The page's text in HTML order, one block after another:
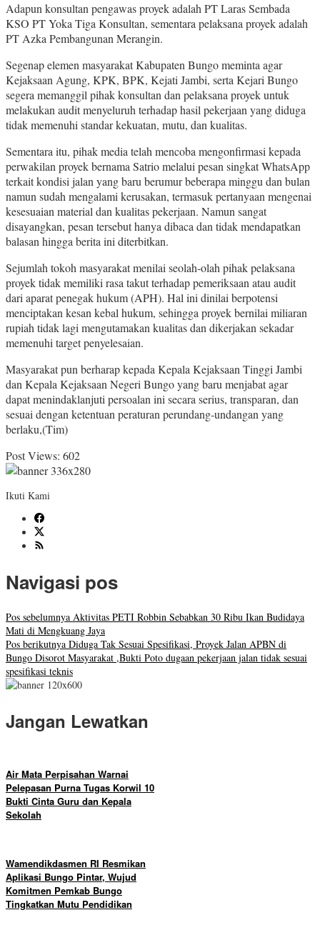
Adapun konsultan pengawas proyek adalah PT Laras Sembada
KSO PT Yoka Tiga Konsultan, sementara pelaksana proyek adalah
PT Azka Pembangunan Merangin.
Segenap elemen masyarakat Kabupaten Bungo meminta agar
Kejaksaan Agung, KPK, BPK, Kejati Jambi, serta Kejari Bungo
segera memanggil pihak konsultan dan pelaksana proyek untuk
melakukan audit menyeluruh terhadap hasil pekerjaan yang diduga
tidak memenuhi standar kekuatan, mutu, dan kualitas.
Sementara itu, pihak media telah mencoba mengonfirmasi kepada
perwakilan proyek bernama Satrio melalui pesan singkat WhatsApp
terkait kondisi jalan yang baru berumur beberapa minggu dan bulan
namun sudah mengalami kerusakan, termasuk pertanyaan mengenai
kesesuaian material dan kualitas pekerjaan. Namun sangat
disayangkan, pesan tersebut hanya dibaca dan tidak mendapatkan
balasan hingga berita ini diterbitkan.
Sejumlah tokoh masyarakat menilai seolah-olah pihak pelaksana
proyek tidak memiliki rasa takut terhadap pemeriksaan atau audit
dari aparat penegak hukum (APH). Hal ini dinilai berpotensi
menciptakan kesan kebal hukum, sehingga proyek bernilai miliaran
rupiah tidak lagi mengutamakan kualitas dan dikerjakan sekadar
memenuhi target penyelesaian.
Masyarakat pun berharap kepada Kepala Kejaksaan Tinggi Jambi
dan Kepala Kejaksaan Negeri Bungo yang baru menjabat agar
dapat menindaklanjuti persoalan ini secara serius, transparan, dan
sesuai dengan ketentuan peraturan perundang-undangan yang
berlaku,(Tim)
Post Views: 602
Ikuti Kami
Navigasi pos
Pos sebelumnya Aktivitas PETI Robbin Sebabkan 30 Ribu Ikan Budidaya
Mati di Mengkuang Jaya
Pos berikutnya Diduga Tak Sesuai Spesifikasi, Proyek Jalan APBN di
Bungo Disorot Masyarakat ,Bukti Poto dugaan pekerjaan jalan tidak sesuai
spesifikasi teknis
Jangan Lewatkan
Air Mata Perpisahan Warnai
Pelepasan Purna Tugas Korwil 10
Bukti Cinta Guru dan Kepala
Sekolah
Wamendikdasmen RI Resmikan
Aplikasi Bungo Pintar, Wujud
Komitmen Pemkab Bungo
Tingkatkan Mutu Pendidikan